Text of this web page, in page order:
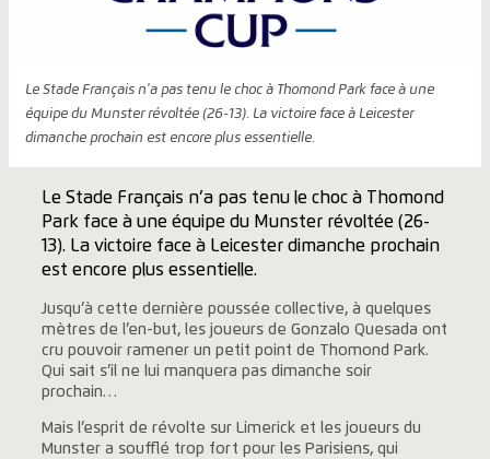
Le Stade Français n'a pas tenu le choc à Thomond Park face à une
équipe du Munster révoltée (26-13). La victoire face à Leicester
dimanche prochain est encore plus essentielle.
Le Stade Français n’a pas tenu le choc à Thomond
Park face à une équipe du Munster révoltée (26-
13). La victoire face à Leicester dimanche prochain
est encore plus essentielle.
Jusqu’à cette dernière poussée collective, à quelques
mètres de l’en-but, les joueurs de Gonzalo Quesada ont
cru pouvoir ramener un petit point de Thomond Park.
Qui sait s’il ne lui manquera pas dimanche soir
prochain…
Mais l’esprit de révolte sur Limerick et les joueurs du
Munster a soufflé trop fort pour les Parisiens, qui